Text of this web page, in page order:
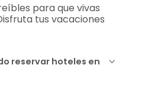
para que vivas
tus vacaciones
reservar hoteles en